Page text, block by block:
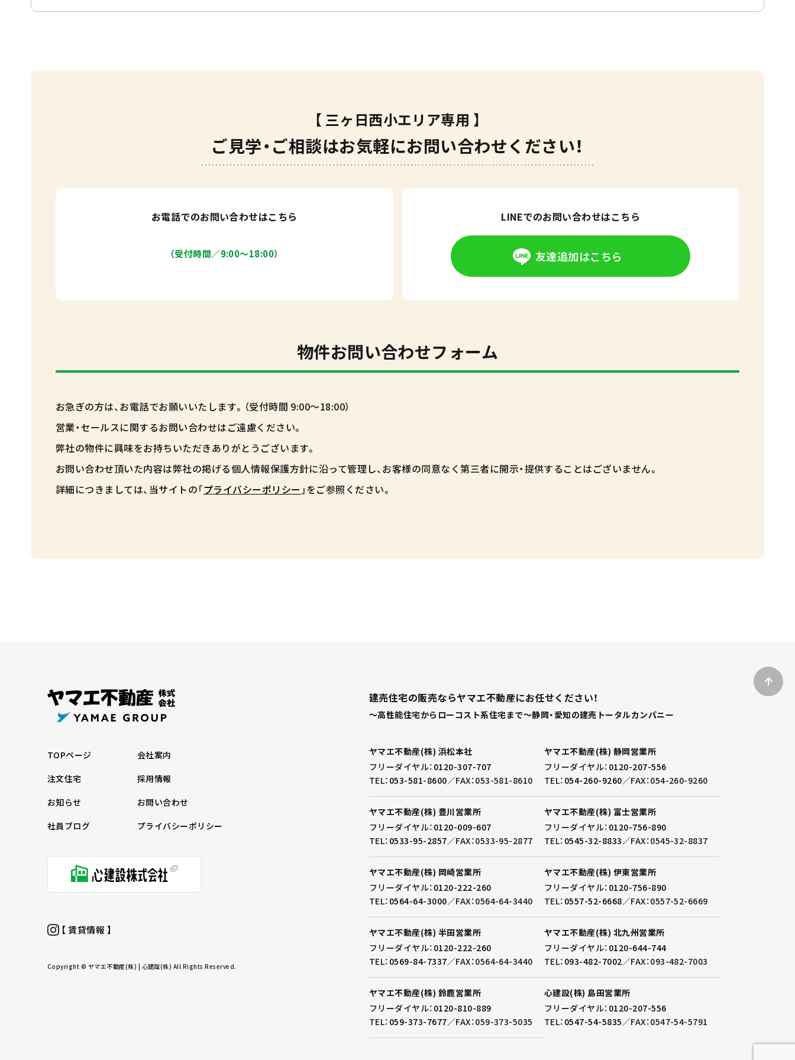
【 三ヶ日西小エリア専用 】
ご見学・ご相談はお気軽にお問い合わせください！
お電話でのお問い合わせはこちら
（受付時間／9:00〜18:00）
LINEでのお問い合わせはこちら
友達追加はこちら
物件お問い合わせフォーム
お急ぎの方は、お電話でお願いいたします。（受付時間 9:00～18:00）
営業・セールスに関するお問い合わせはご遠慮ください。
弊社の物件に興味をお持ちいただきありがとうございます。
お問い合わせ頂いた内容は弊社の掲げる個人情報保護方針に沿って管理し、お客様の同意なく第三者に開示・提供することはございません。
詳細につきましては、当サイトの「プライバシーポリシー 」をご参照ください。
TOPページ
会社案内
注文住宅
採用情報
お知らせ
お問い合わせ
社員ブログ
プライバシーポリシー
【 賃貸情報 】
Copyright © ヤマエ不動産(株) | 心建設(株) All Rights Reserved.
建売住宅の販売ならヤマエ不動産にお任せください！
～高性能住宅からローコスト系住宅まで～静岡・愛知の建売トータルカンパニー
ヤマエ不動産(株) 浜松本社
フリーダイヤル： 0120-307-707
TEL： 053-581-8600／FAX：053-581-8610
ヤマエ不動産(株) 静岡営業所
フリーダイヤル： 0120-207-556
TEL： 054-260-9260／FAX：054-260-9260
ヤマエ不動産(株) 豊川営業所
フリーダイヤル： 0120-009-607
TEL： 0533-95-2857／FAX：0533-95-2877
ヤマエ不動産(株) 富士営業所
フリーダイヤル： 0120-756-890
TEL： 0545-32-8833 ／FAX：0545-32-8837
ヤマエ不動産(株) 岡崎営業所
フリーダイヤル： 0120-222-260
TEL： 0564-64-3000／FAX：0564-64-3440
ヤマエ不動産(株) 伊東営業所
フリーダイヤル： 0120-756-890
TEL： 0557-52-6668／FAX：0557-52-6669
ヤマエ不動産(株) 半田営業所
フリーダイヤル： 0120-222-260
TEL： 0569-84-7337／FAX：0564-64-3440
ヤマエ不動産(株) 北九州営業所
フリーダイヤル： 0120-644-744
TEL： 093-482-7002／FAX：093-482-7003
ヤマエ不動産(株) 鈴鹿営業所
フリーダイヤル： 0120-810-889
TEL： 059-373-7677／FAX：059-373-5035
心建設(株) 島田営業所
フリーダイヤル： 0120-207-556
TEL： 0547-54-5835 ／FAX：0547-54-5791